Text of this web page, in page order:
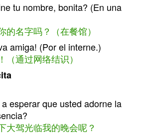
tu nombre, bonita? (En una
的名字吗？（在餐馆）
amiga! (Por el interne.)
（通过网络结识）
esperar que usted adorne la
大驾光临我的晚会呢？